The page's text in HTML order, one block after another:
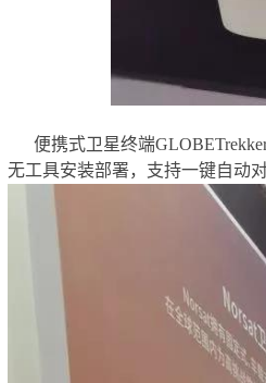
便携式卫星终端
无工具安装部署，支持一键自动